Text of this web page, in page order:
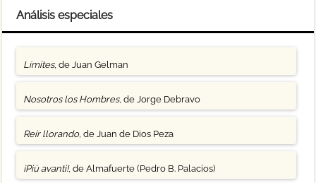
Análisis especiales
Límites, de Juan Gelman
Nosotros los Hombres, de Jorge Debravo
Reír llorando, de Juan de Dios Peza
¡Più avanti!, de Almafuerte (Pedro B. Palacios)